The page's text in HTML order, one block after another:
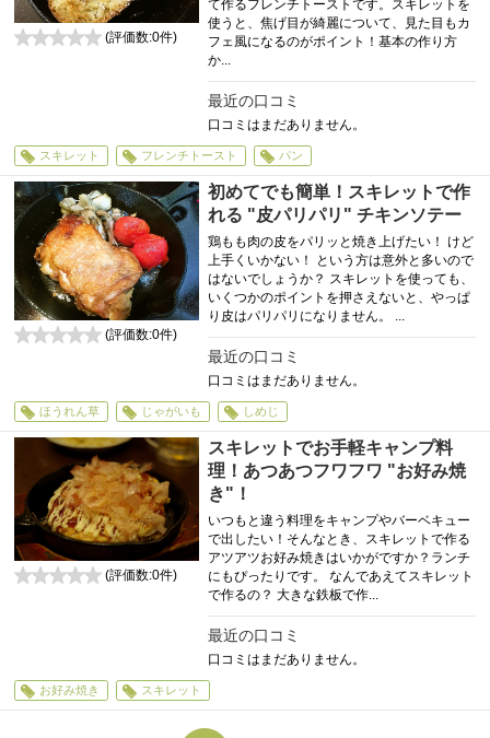
て作るフレンチトーストです。スキレットを
使うと、焦げ目が綺麗について、見た目もカ
フェ風になるのがポイント！基本の作り方
か...
最近の口コミ
口コミはまだありません。
(評価数:0件)
スキレット フレンチトースト パン
初めてでも簡単！スキレットで作
れる "皮パリパリ" チキンソテー
鶏もも肉の皮をパリッと焼き上げたい！ けど
上手くいかない！ という方は意外と多いので
はないでしょうか？ スキレットを使っても、
いくつかのポイントを押さえないと、やっぱ
り皮はパリパリになりません。 ...
最近の口コミ
口コミはまだありません。
(評価数:0件)
ほうれん草 じゃがいも しめじ
スキレットでお手軽キャンプ料
理！あつあつフワフワ "お好み焼
き"！
いつもと違う料理をキャンプやバーベキュー
で出したい！そんなとき、スキレットで作る
アツアツお好み焼きはいかがですか？ランチ
にもぴったりです。 なんであえてスキレット
で作るの？ 大きな鉄板で作...
最近の口コミ
口コミはまだありません。
(評価数:0件)
お好み焼き スキレット